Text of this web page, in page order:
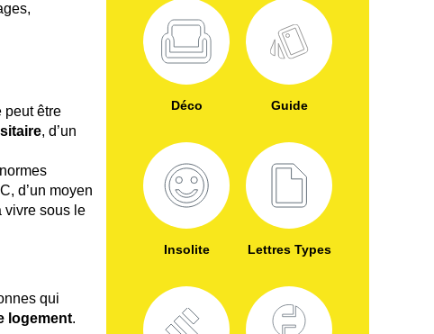
peut être
, d’un
d’un moyen
vivre sous le
qui
logement.
Déco Guide
Insolite Lettres Types